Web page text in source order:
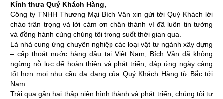
Kính thưa Quý Khách Hàng,
Công ty TNHH Thương Mại Bích Vân xin gửi tới Quý Khách lời
chào trân trọng và lời cảm ơn chân thành vì đã luôn tin tưởng
và đồng hành cùng chúng tôi trong suốt thời gian qua.
Là nhà cung ứng chuyên nghiệp các loại vật tư ngành xây dựng
– cấp thoát nước hàng đầu tại Việt Nam, Bích Vân đã không
ngừng nỗ lực để hoàn thiện và phát triển, đáp ứng ngày càng
tốt hơn mọi nhu cầu đa dạng của Quý Khách Hàng từ Bắc tới
Nam.
Trải qua gần hai thập niên hình thành và phát triển, chúng tôi tự